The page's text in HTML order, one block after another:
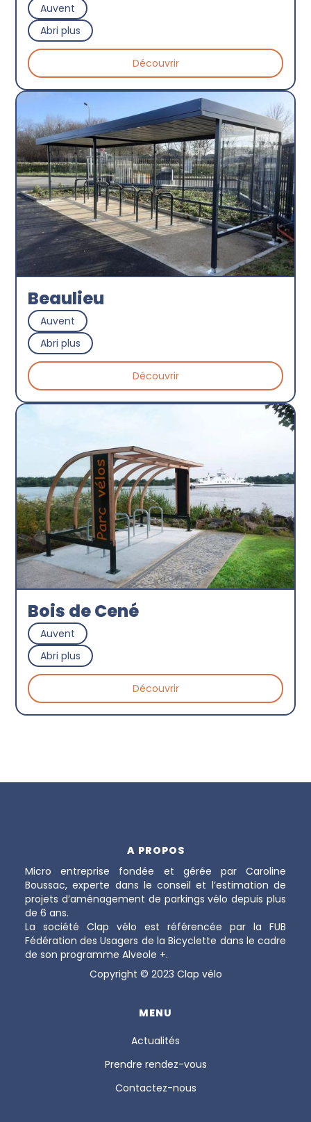
Auvent
Abri plus
Découvrir
Beaulieu
Auvent
Abri plus
Découvrir
Bois de Cené
Auvent
Abri plus
Découvrir
A PROPOS
Micro entreprise fondée et gérée par Caroline
Boussac, experte dans le conseil et l’estimation de
projets d’aménagement de parkings vélo depuis plus
de 6 ans.
La société Clap vélo est référencée par la FUB
Fédération des Usagers de la Bicyclette dans le cadre
de son programme Alveole +.
Copyright © 2023 Clap vélo
MENU
Actualités
Prendre rendez-vous
Contactez-nous